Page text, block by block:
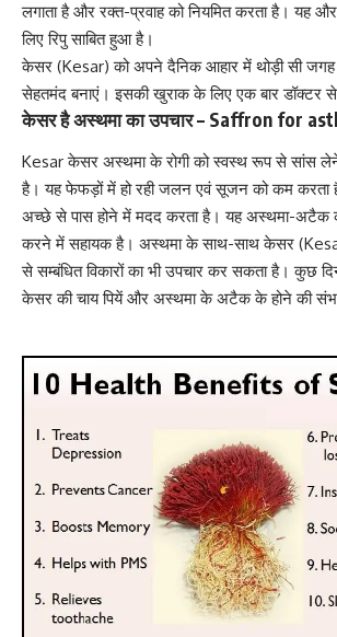
लगाता है और रक्त-प्रवाह को नियमित करता है। यह
लिएरिपु साबित हुआ है।
केसर (Kesar) को अपने दैनिक आहार में थोड़ी सी
सेहतमंद बनाएं। इसकी खुराक के लिए एक बार डॉक्टर
केसर है अस्थमा का उपचार – Saffron for
Kesar केसर अस्थमा के रोगी कोस्वस्थ रूप से सांस लेने
है। यह फेफड़ों में हो रही जलन एवं सूजन को कम करता
अच्छे से पास होने में मदद करता है। यह अस्थमा-अटैक
करने में सहायक है। अस्थमा के साथ-साथ केसर
से सम्बंधित विकारों का भी उपचार कर सकता है। कुछ
केसर की चाय पियें और अस्थमा के अटैक के होने की